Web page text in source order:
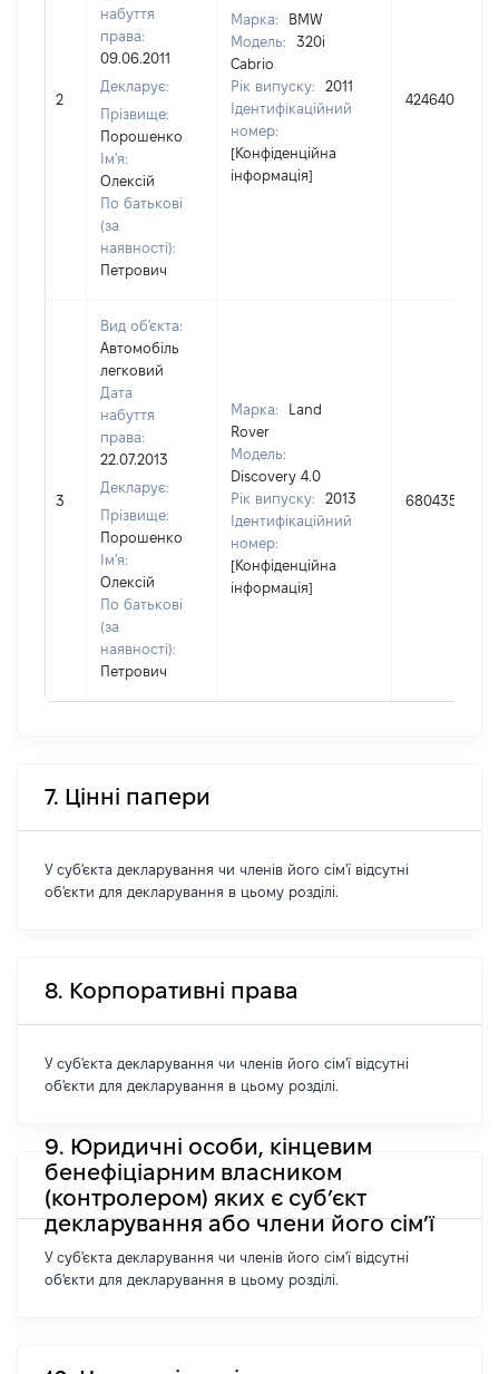
2
набуття
права:
09.06.2011
Декларує:
Прізвище:
Порошенко
Ім'я:
Олексій
По батькові
(за
наявності):
Петрович
Марка:
BMW
Модель:
320i
Cabrio
Рік випуску:
2011
Ідентифікаційний
номер:
[Конфіденційна
інформація]
424640
3
Вид об'єкта:
Автомобіль
легковий
Дата
набуття
права:
22.07.2013
Декларує:
Прізвище:
Порошенко
Ім'я:
Олексій
По батькові
(за
наявності):
Петрович
Марка:
Land
Rover
Модель:
Discovery 4.0
Рік випуску:
2013
Ідентифікаційний
номер:
[Конфіденційна
інформація]
680435
7. Цінні папери
У суб'єкта декларування чи членів його сім'ї відсутні
об'єкти для декларування в цьому розділі.
8. Корпоративні права
У суб'єкта декларування чи членів його сім'ї відсутні
об'єкти для декларування в цьому розділі.
9. Юридичні особи, кінцевим
бенефіціарним власником
(контролером) яких є суб’єкт
декларування або члени його сім’ї
У суб'єкта декларування чи членів його сім'ї відсутні
об'єкти для декларування в цьому розділі.